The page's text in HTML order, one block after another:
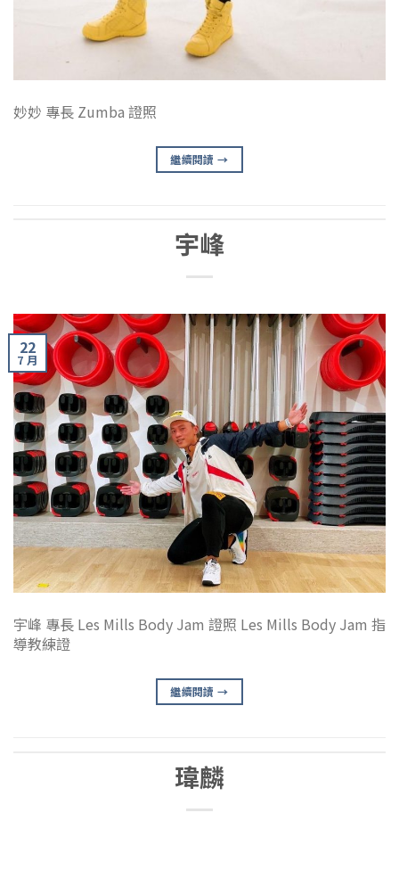
妙妙 專長 Zumba 證照
繼續閱讀→
宇峰
22
7 月
宇峰 專長 Les Mills Body Jam 證照 Les Mills Body Jam 指
導教練證
繼續閱讀→
瑋麟